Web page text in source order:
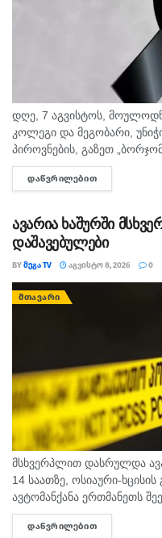
დღე, 7 აგვისტოს,
კოლეგი და მეგობარი,
პიროვნების, გაზეთ
და ლიტერატურის პედაგოგი
უდიდეს მწუხარებას
ᲓᲐᲬᲕᲠᲘᲚᲔᲑᲘᲗ
ავარია ხაშურში
დაშავებულები
BYᲛᲔᲒᲐ TV ᲐᲒᲕᲘᲡᲢᲝ 8, 2026 0
ᲛᲗᲐᲕᲐᲠᲘ
მსხვერპლით დასრულდა
14 საათზე, ოსიაური-
ავტომანქანა ერთმანეთს
დაშავებულებიც. შსს-ს
მე-6 ნაწილით
ᲓᲐᲬᲕᲠᲘᲚᲔᲑᲘᲗ